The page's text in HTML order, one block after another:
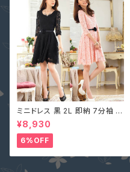
ミニドレス 黒 2L 即納 7分袖 ベ
ルト付 花柄 総レース ワンピー
ス LSFS-99316 レディース 結
婚式 パーティードレス
¥8,930
6%OFF